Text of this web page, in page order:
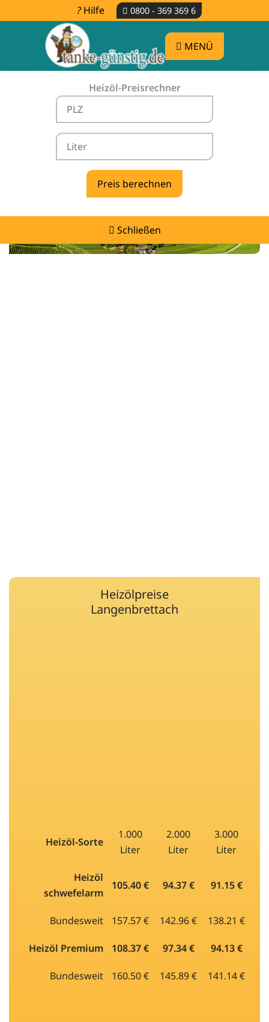
Hilfe 0800 - 369 369 6
MENÜ
Heizöl-Preisrechner
Schließen
Heizölpreise Langenbrettach -
vergleichen & günstig tanken
Heizölpreise
Langenbrettach
Heizöl-Sorte
1.000
Liter
2.000
Liter
3.000
Liter
Heizöl
schwefelarm
105.40 € 94.37 € 91.15 €
Bundesweit 157.57 € 142.96 € 138.21 €
Heizöl Premium 108.37 € 97.34 € 94.13 €
Bundesweit 160.50 € 145.89 € 141.14 €